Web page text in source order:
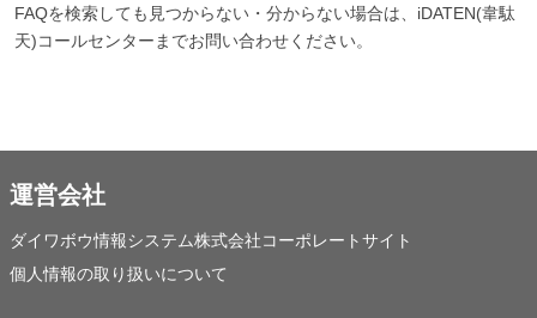
FAQを検索しても見つからない・分からない場合は、iDATEN(韋駄
天)コールセンターまでお問い合わせください。
運営会社
ダイワボウ情報システム株式会社コーポレートサイト
個人情報の取り扱いについて